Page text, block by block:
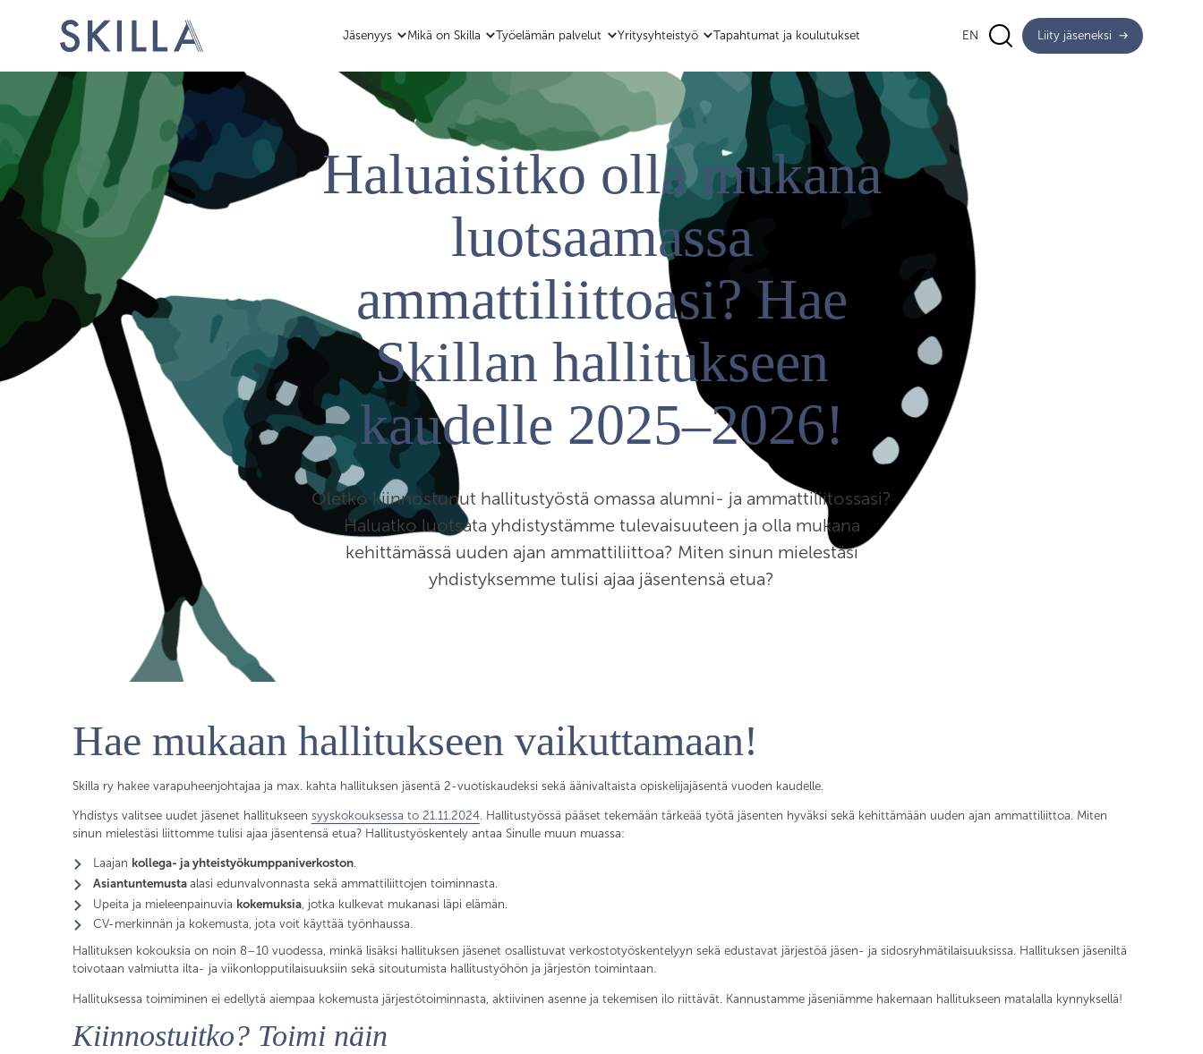
Jäsenyys Mikä on Skilla Työelämän palvelut Yritysyhteistyö Tapahtumat ja koulutukset EN Liity jäseneksi
Haluaisitko olla mukana
luotsaamassa
ammattiliittoasi? Hae
Skillan hallitukseen
kaudelle 2025–2026!
Oletko kiinnostunut hallitustyöstä omassa alumni- ja ammattiliitossasi?
Haluatko luotsata yhdistystämme tulevaisuuteen ja olla mukana
kehittämässä uuden ajan ammattiliittoa? Miten sinun mielestäsi
yhdistyksemme tulisi ajaa jäsentensä etua?
Hae mukaan hallitukseen vaikuttamaan!
Skilla ry hakee varapuheenjohtajaa ja max. kahta hallituksen jäsentä 2-vuotiskaudeksi sekä äänivaltaista opiskelijajäsentä vuoden kaudelle.
Yhdistys valitsee uudet jäsenet hallitukseen syyskokouksessa to 21.11.2024. Hallitustyössä pääset tekemään tärkeää työtä jäsenten hyväksi sekä kehittämään uuden ajan ammattiliittoa. Miten
sinun mielestäsi liittomme tulisi ajaa jäsentensä etua? Hallitustyöskentely antaa Sinulle muun muassa:
Laajan kollega- ja yhteistyökumppaniverkoston.
Asiantuntemustaalasi edunvalvonnasta sekä ammattiliittojen toiminnasta.
Upeita ja mieleenpainuvia kokemuksia , jotka kulkevat mukanasi läpi elämän.
CV-merkinnän ja kokemusta, jota voit käyttää työnhaussa.
Hallituksen kokouksia on noin 8–10 vuodessa, minkä lisäksi hallituksen jäsenet osallistuvat verkostotyöskentelyyn sekä edustavat järjestöä jäsen- ja sidosryhmätilaisuuksissa. Hallituksen jäseniltä
toivotaan valmiutta ilta- ja viikonlopputilaisuuksiin sekä sitoutumista hallitustyöhön ja järjestön toimintaan.
Hallituksessa toimiminen ei edellytä aiempaa kokemusta järjestötoiminnasta, aktiivinen asenne ja tekemisen ilo riittävät. Kannustamme jäseniämme hakemaan hallitukseen matalalla kynnyksellä!
Kiinnostuitko? Toimi näin